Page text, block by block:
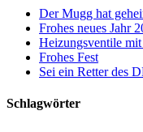
Der Mugg hat
Frohes neues Jahr
Heizungsventile
Frohes Fest
Sei ein Retter des
Schlagwörter